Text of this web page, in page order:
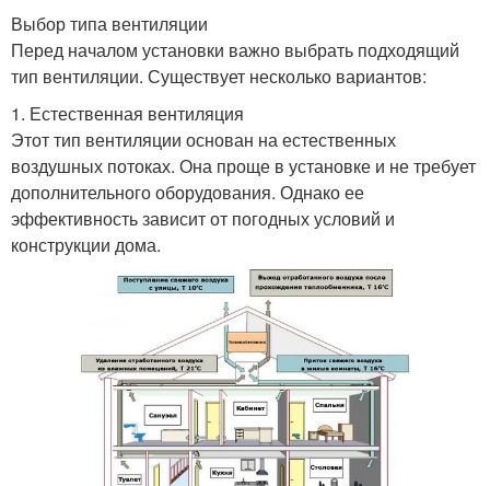
Выбор типа вентиляции
Перед началом установки важно выбрать подходящий
тип вентиляции. Существует несколько вариантов:
1. Естественная вентиляция
Этот тип вентиляции основан на естественных
воздушных потоках. Она проще в установке и не требует
дополнительного оборудования. Однако ее
эффективность зависит от погодных условий и
конструкции дома.